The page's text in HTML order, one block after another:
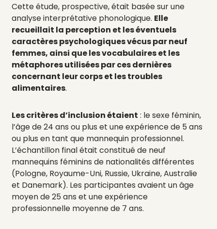
Cette étude, prospective, était basée sur une
analyseinterprétative phonologique. Elle
recueillait la perception et les éventuels
caractères psychologiques vécus par neuf
femmes, ainsi que les vocabulaires et les
métaphores utilisées par ces dernières
concernant leur corps et les troubles
alimentaires.
Les critères d’inclusion étaient : le sexe féminin,
l’âge de 24 ans ou plus et une expérience de 5 ans
ou plus en tant que mannequin professionnel.
L’échantillon final était constitué de neuf
mannequins féminins de nationalités différentes
(Pologne, Royaume-Uni, Russie, Ukraine, Australie
et Danemark). Les participantes avaient un âge
moyen de 25 ans et une expérience
professionnelle moyenne de 7 ans.